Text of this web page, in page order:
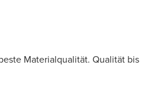
Materialqualität. Qualität bis